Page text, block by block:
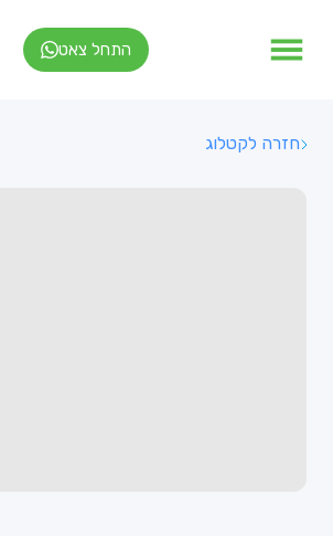
התחל צאט
חזרה לקטלוג